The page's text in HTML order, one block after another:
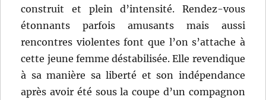
construit et plein d’intensité. Rendez-vous
étonnants parfois amusants mais aussi
rencontres violentes font que l’on s’attache à
cette jeune femme déstabilisée. Elle revendique
à sa manière sa liberté et son indépendance
après avoir été sous la coupe d’un compagnon